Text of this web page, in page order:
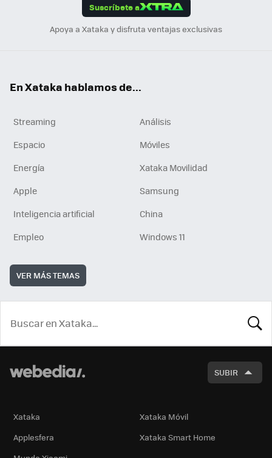
Suscríbete a
Apoya a Xataka y disfruta ventajas exclusivas
En Xataka hablamos de...
Streaming
Análisis
Espacio
Móviles
Energía
Xataka Movilidad
Apple
Samsung
Inteligencia artificial
China
Empleo
Windows 11
VER MÁS TEMAS
SUBIR
Xataka
Xataka Móvil
Applesfera
Xataka Smart Home